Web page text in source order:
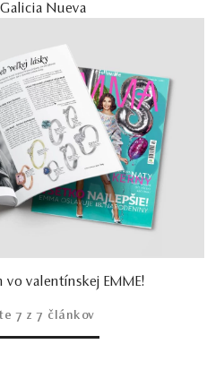
Nueva
vo valentínskej EMME!
7 z 7 článkov